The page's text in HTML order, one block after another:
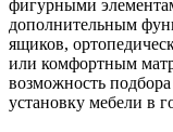
фигурными
дополнительным
ящиков,
или комфортным
возможность подбора
установку мебели в